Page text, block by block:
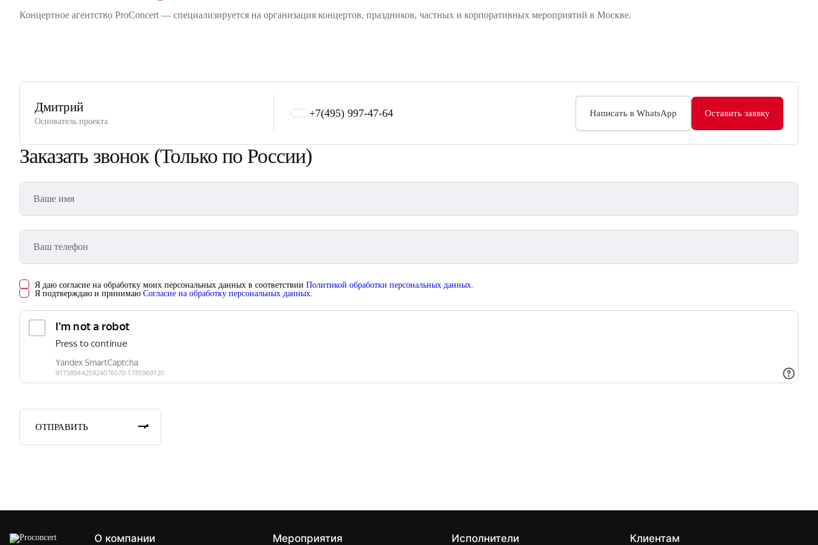
Концертное агентство ProConcert — cпециализируется на организация концертов, праздников, частных и корпоративных мероприятий в Москве.
Корпоратив Свадьбу
Дмитрий
Основатель проекта
+7(495) 997-47-64 Написать в WhatsApp Оставить заявку
Заказать звонок (Только по России)
Я даю согласие на обработку моих персональных данных в соответствии Политикой обработки персональных данных.
Я подтверждаю и принимаю Согласие на обработку персональных данных.
ОТПРАВИТЬ
О компании Мероприятия Исполнители Клиентам